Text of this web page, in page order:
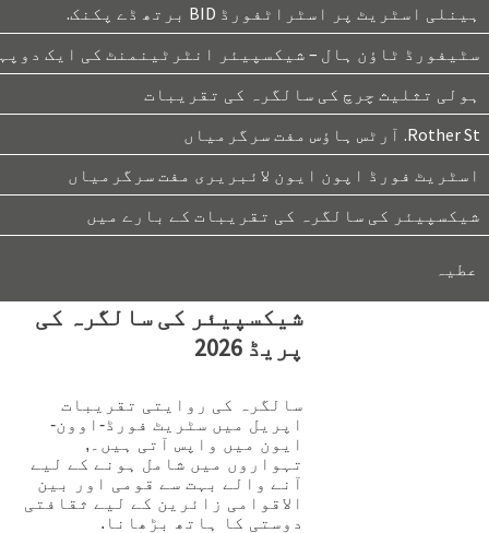
ہینلی اسٹریٹ پر اسٹراٹفورڈ BID برتھ ڈے پکنک.
سٹیفورڈ ٹاؤن ہال – شیکسپیئر انٹرٹینمنٹ کی ایک
ہولی تثلیث چرچ کی سالگرہ کی تقریبات
Rother St. آرٹس ہاؤس مفت سرگرمیاں
اسٹریٹ فورڈ اپون ایون لائبریری مفت سرگرمیاں
شیکسپیئر کی سالگرہ کی تقریبات کے بارے میں
عطیہ
شیکسپیئر کی سالگرہ کی
پریڈ 2026
سالگرہ کی روایتی تقریبات
اپریل میں سٹریٹ فورڈ-اوون-
ایون میں واپس آتی ہیں۔,
تہواروں میں شامل ہونے کے لیے
آنے والے بہت سے قومی اور بین
الاقوامی زائرین کے لیے ثقافتی
دوستی کا ہاتھ بڑھانا.